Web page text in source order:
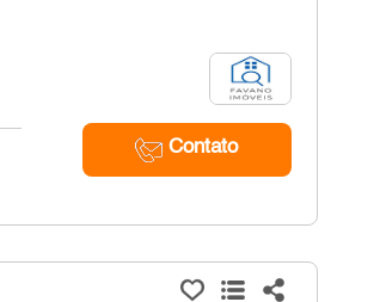
Contato